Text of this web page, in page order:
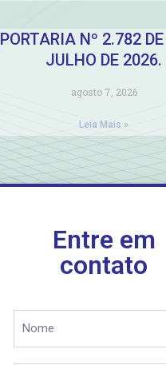
PORTARIA Nº 2.782
JULHO DE 2026.
agosto 7, 2026
Leia Mais »
Entre em
contato